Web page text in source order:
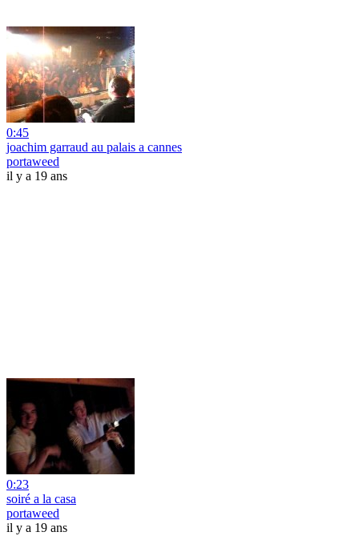
0:45
joachim garraud au palais a cannes
portaweed
il y a 19 ans
0:23
soiré a la casa
portaweed
il y a 19 ans